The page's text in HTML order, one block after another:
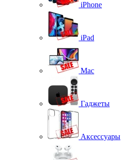
iPhone
iPad
Mac
Гаджеты
Аксессуары